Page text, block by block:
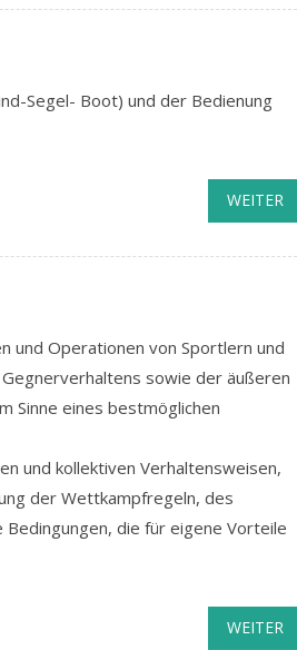
Segel- Boot) und der Bedienung
WEITER
und Operationen von Sportlern und
sowie der äußeren
Sinne eines bestmöglichen
und kollektiven Verhaltensweisen,
der Wettkampfregeln, des
die für eigene Vorteile
WEITER